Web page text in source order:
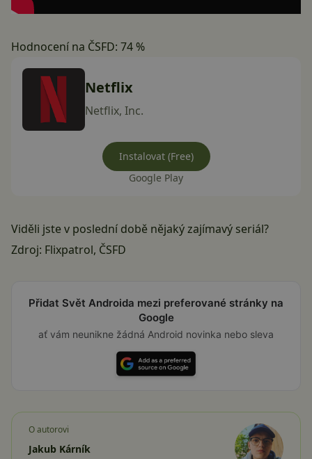
Hodnocení na ČSFD: 74 %
Netflix
Netflix, Inc.
Instalovat (Free)
Google Play
Viděli jste v poslední době nějaký zajímavý seriál?
Zdroj: Flixpatrol, ČSFD
Přidat Svět Androida mezi preferované stránky na
Google
ať vám neunikne žádná Android novinka nebo sleva
O autorovi
Jakub Kárník